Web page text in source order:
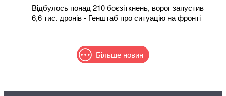
Відбулось понад 210 боєзіткнень, ворог запустив
6,6 тис. дронів - Генштаб про ситуацію на фронті
Більше новин